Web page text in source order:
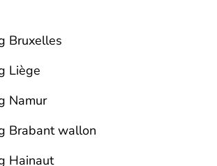
Bruxelles
Liège
Namur
Brabant wallon
Hainaut